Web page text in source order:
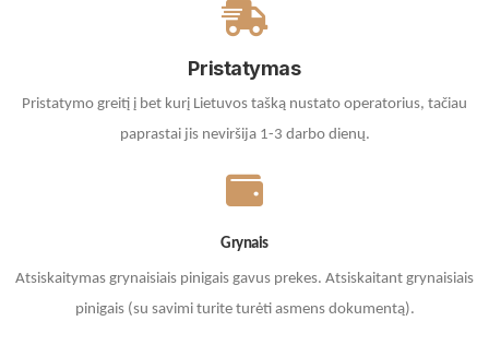
Pristatymas
Pristatymo greitį į bet kurį Lietuvos tašką nustato operatorius, tačiau
paprastai jis neviršija 1-3 darbo dienų.
Grynais
Atsiskaitymas grynaisiais pinigais gavus prekes. Atsiskaitant grynaisiais
pinigais (su savimi turite turėti asmens dokumentą).